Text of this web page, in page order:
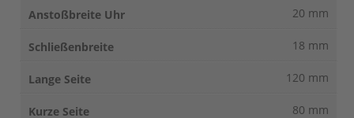
20 mm
18 mm
120 mm
80 mm